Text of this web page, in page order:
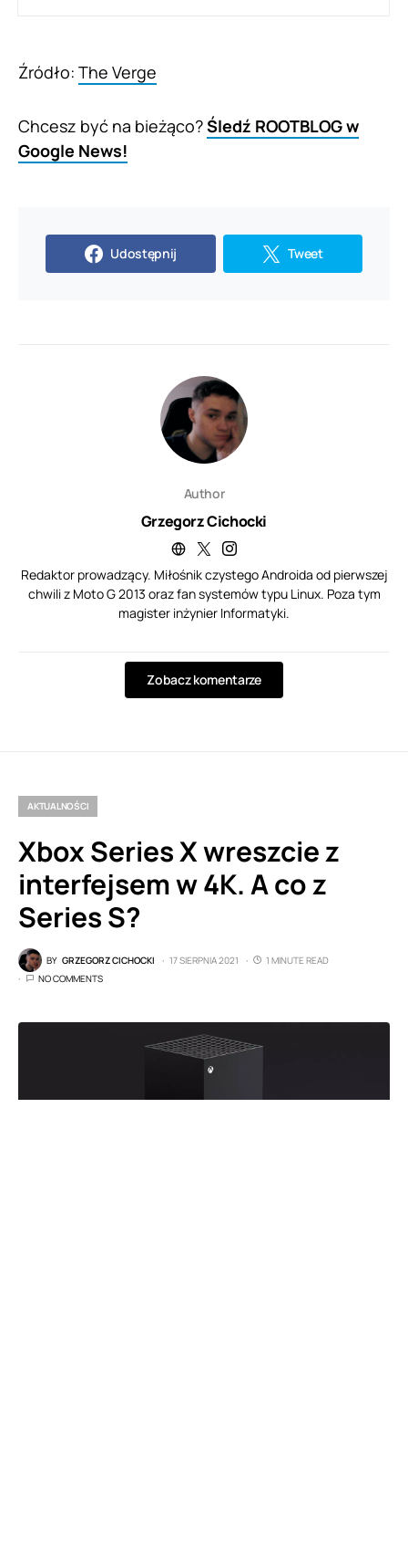
Źródło: The Verge
Chcesz być na bieżąco?Śledź ROOTBLOG w
Google News!
Udostępnij Tweet
Author
Grzegorz Cichocki
Redaktor prowadzący. Miłośnik czystego Androida od pierwszej
chwili z Moto G 2013 oraz fan systemów typu Linux. Poza tym
magister inżynier Informatyki.
Zobacz komentarze
AKTUALNOŚCI
Xbox Series X wreszcie z
interfejsem w 4K. A co z
Series S?
BY GRZEGORZ CICHOCKI 17 SIERPNIA 2021
1 MINUTE READ
NO COMMENTS